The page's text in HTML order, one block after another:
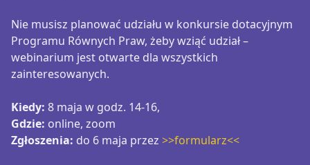
Nie musisz planować udziału w konkursie dotacyjnym
Programu Równych Praw, żeby wziąć udział –
webinarium jest otwarte dla wszystkich
zainteresowanych.
Kiedy: 8 maja w godz. 14-16,
Gdzie: online, zoom
Zgłoszenia: do 6 maja przez >>formularz<<